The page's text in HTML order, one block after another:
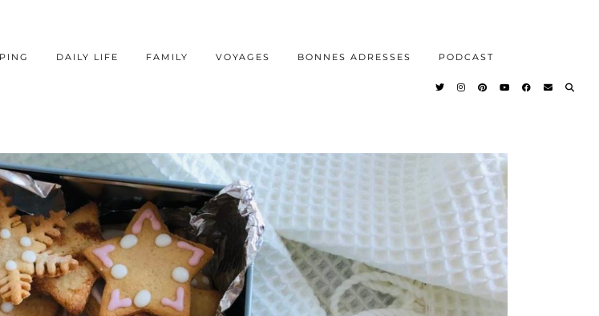
DAILY LIFE FAMILY VOYAGES BONNES ADRESSES PODCAST